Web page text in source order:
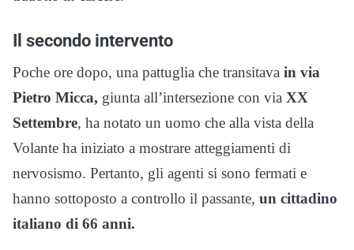
Il secondo intervento
Poche ore dopo, una pattuglia che transitava in via
Pietro Micca, giunta all’intersezione con via XX
Settembre, ha notato un uomo che alla vista della
Volante ha iniziato a mostrare atteggiamenti di
nervosismo. Pertanto, gli agenti si sono fermati e
hanno sottoposto a controllo il passante, un cittadino
italiano di 66 anni.